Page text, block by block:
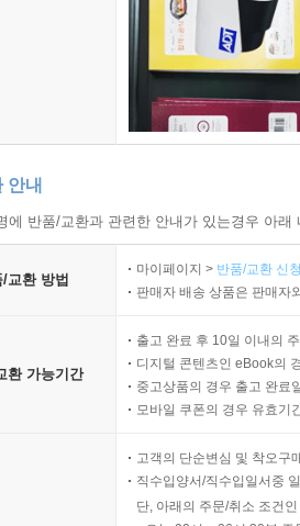
안내
에 반품/교환과 관련한 안내가 있는경우 아
/교환 방법
마이페이지 > 반품/교환 신
판매자 배송 상품은 판매자
환 가능기간
출고 완료 후 10일 이내의
디지털 콘텐츠인 eBook의
중고상품의 경우 출고 완료
모바일 쿠폰의 경우 유효기
고객의 단순변심 및 착오구
직수입양서/직수입일서중
단, 아래의 주문/취소 조건